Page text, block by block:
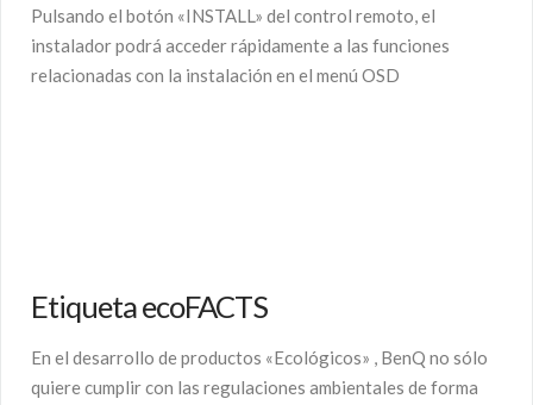
Pulsando el botón «INSTALL» del control remoto, el
instalador podrá acceder rápidamente a las funciones
relacionadas con la instalación en el menú OSD
Etiqueta ecoFACTS
En el desarrollo de productos «Ecológicos» , BenQ no sólo
quiere cumplir con las regulaciones ambientales de forma